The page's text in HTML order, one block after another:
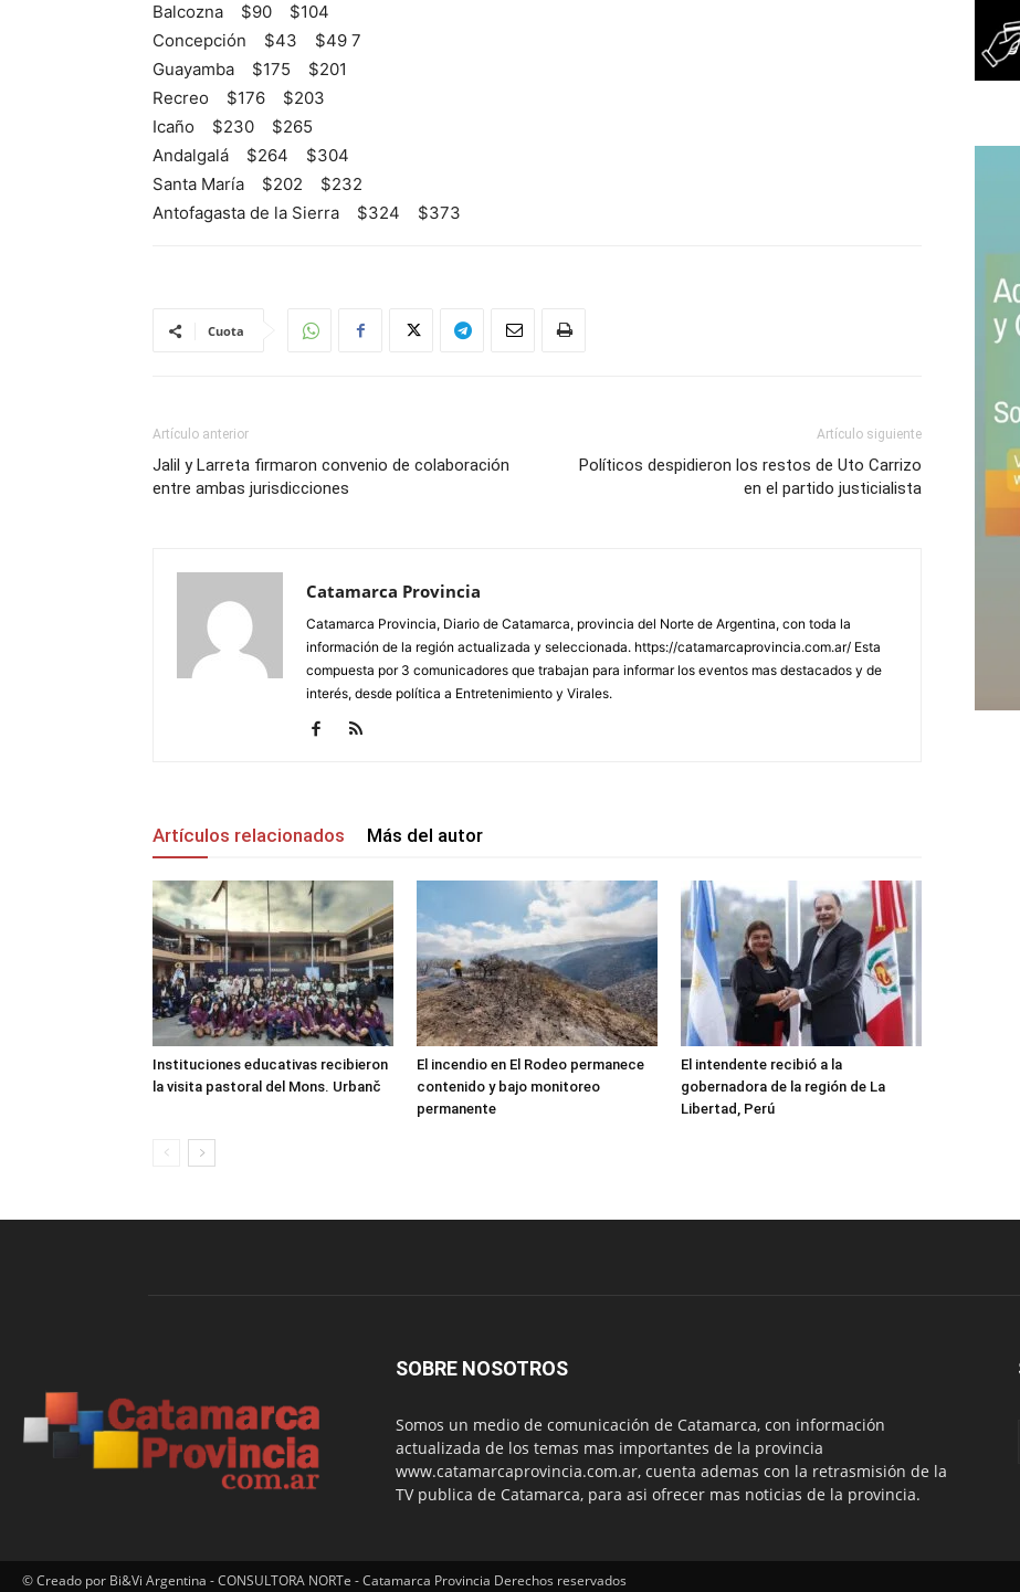
Balcozna $90 $104
Concepción $43 $49 7
Guayamba $175 $201
Recreo $176 $203
Icaño $230 $265
Andalgalá $264 $304
Santa María $202 $232
Antofagasta de la Sierra $324 $373
Cuota
Artículo anterior
Jalil y Larreta firmaron convenio de colaboración
entre ambas jurisdicciones
Artículo siguiente
Políticos despidieron los restos de Uto Carrizo
en el partido justicialista
Catamarca Provincia
Catamarca Provincia, Diario de Catamarca, provincia del Norte de Argentina, con toda la
información de la región actualizada y seleccionada. https://catamarcaprovincia.com.ar/ Esta
compuesta por 3 comunicadores que trabajan para informar los eventos mas destacados y de
interés, desde política a Entretenimiento y Virales.
Artículos relacionados Más del autor
Instituciones educativas recibieron
la visita pastoral del Mons. Urbanč
El incendio en El Rodeo permanece
contenido y bajo monitoreo
permanente
El intendente recibió a la
gobernadora de la región de La
Libertad, Perú
SOBRE NOSOTROS
Somos un medio de comunicación de Catamarca, con información
actualizada de los temas mas importantes de la provincia
www.catamarcaprovincia.com.ar, cuenta ademas con la retrasmisión de la
TV publica de Catamarca, para asi ofrecer mas noticias de la provincia.
© Creado por Bi&Vi Argentina - CONSULTORA NORTe - Catamarca Provincia Derechos reservados